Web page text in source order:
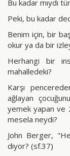
Bu kadar mıydı
Peki, bu kadar
Benim için, bir
okur ya da bir
Herhangi bir
mahalledeki?
Karşı
ağlayan
yemek yapan ve
mesela neydi?
John Berger,
diyor? (sf.37)